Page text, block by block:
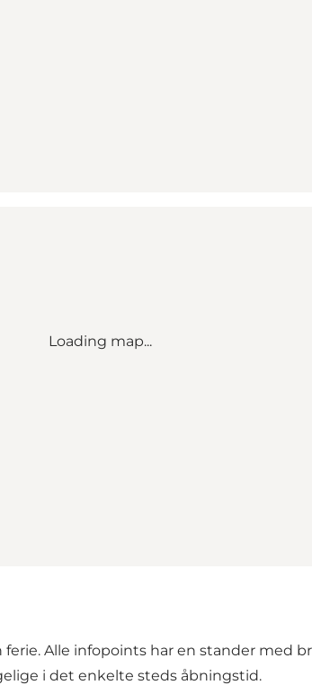
Loading map...
Alle infopoints har en stander med
i det enkelte steds åbningstid.